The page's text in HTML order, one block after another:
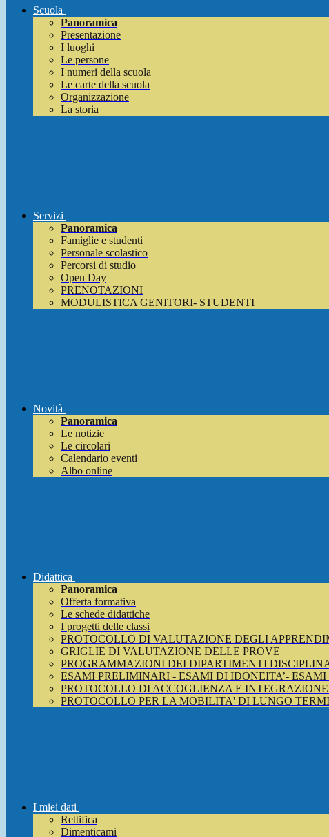
Scuola
Panoramica
Presentazione
I luoghi
Le persone
I numeri della scuola
Le carte della scuola
Organizzazione
La storia
Servizi
Panoramica
Famiglie e studenti
Personale scolastico
Percorsi di studio
Open Day
PRENOTAZIONI
MODULISTICA GENITORI- STUDENTI
Novità
Panoramica
Le notizie
Le circolari
Calendario eventi
Albo online
Didattica
Panoramica
Offerta formativa
Le schede didattiche
I progetti delle classi
PROTOCOLLO DI VALUTAZIONE DEGLI
GRIGLIE DI VALUTAZIONE DELLE PROVE
PROGRAMMAZIONI DEI DIPARTIMENTI
ESAMI PRELIMINARI - ESAMI DI IDONEITA’-
PROTOCOLLO DI ACCOGLIENZA E
PROTOCOLLO PER LA MOBILITA' DI LUNGO
I miei dati
Rettifica
Dimenticami